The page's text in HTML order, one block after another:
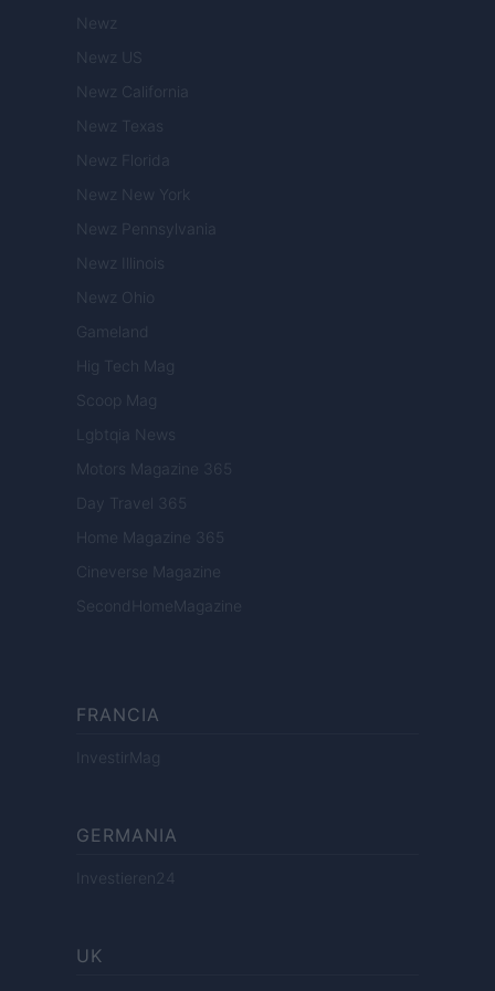
Newz
Newz US
Newz California
Newz Texas
Newz Florida
Newz New York
Newz Pennsylvania
Newz Illinois
Newz Ohio
Gameland
Hig Tech Mag
Scoop Mag
Lgbtqia News
Motors Magazine 365
Day Travel 365
Home Magazine 365
Cineverse Magazine
SecondHomeMagazine
FRANCIA
InvestirMag
GERMANIA
Investieren24
UK